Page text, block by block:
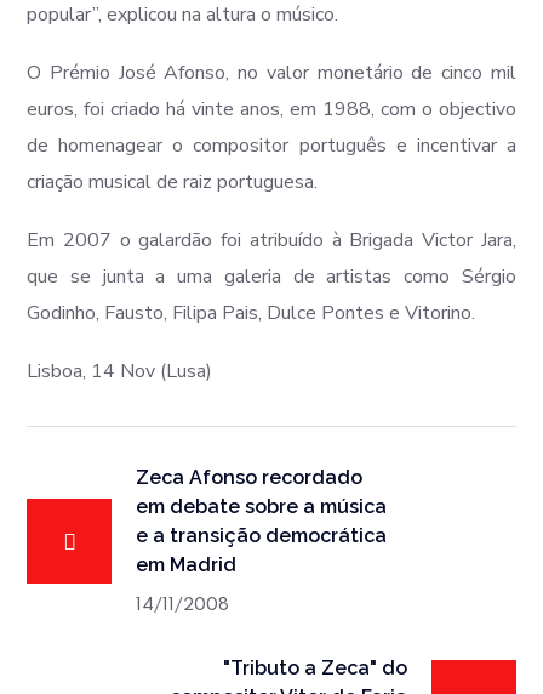
popular”, explicou na altura o músico.
O Prémio José Afonso, no valor monetário de cinco mil
euros, foi criado há vinte anos, em 1988, com o objectivo
de homenagear o compositor português e incentivar a
criação musical de raiz portuguesa.
Em 2007 o galardão foi atribuído à Brigada Victor Jara,
que se junta a uma galeria de artistas como Sérgio
Godinho, Fausto, Filipa Pais, Dulce Pontes e Vitorino.
Lisboa, 14 Nov (Lusa)
Zeca Afonso recordado
em debate sobre a música
e a transição democrática
em Madrid
14/11/2008
"Tributo a Zeca" do